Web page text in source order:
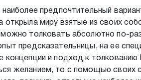
наиболее предпочтительный
миру взятые из своих
толковать абсолютно по-
предсказательницы, на ее
и подход к толкованию
желанием, то с помощью своих